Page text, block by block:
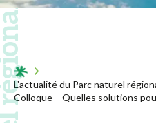
Acceuil
L'actualité du Parc naturel
Colloque – Quelles solutions